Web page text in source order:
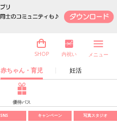
赤ちゃん・育児 妊活
SHOP 内祝い メニュー
優待パス
SNS キャンペーン 写真スタジオ